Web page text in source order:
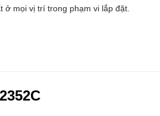
ở mọi vị trí trong phạm vi lắp đặt.